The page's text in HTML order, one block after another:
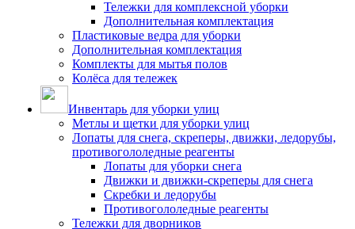
Тележки для комплексной уборки
Дополнительная комплектация
Пластиковые ведра для уборки
Дополнительная комплектация
Комплекты для мытья полов
Колёса для тележек
Инвентарь для уборки улиц
Метлы и щетки для уборки улиц
Лопаты для снега, скреперы, движки, ледорубы,
противогололедные реагенты
Лопаты для уборки снега
Движки и движки-скреперы для снега
Скребки и ледорубы
Противогололедные реагенты
Тележки для дворников